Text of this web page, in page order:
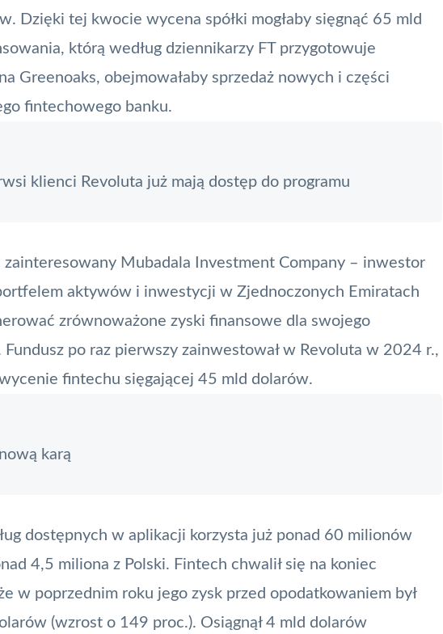
Dzięki tej kwocie wycena spółki mogłaby sięgnąć 65 mld
którą według dziennikarzy FT przygotowuje
Greenoaks, obejmowałaby sprzedaż nowych i części
fintechowego banku.
klienci Revoluta już mają dostęp do programu
zainteresowany Mubadala Investment Company – inwestor
aktywów i inwestycji w Zjednoczonych Emiratach
zrównoważone zyski finansowe dla swojego
Fundusz po raz pierwszy zainwestował w Revoluta w 2024 r.,
fintechu sięgającej 45 mld dolarów.
karą
dostępnych w aplikacji korzysta już ponad 60 milionów
4,5 miliona z Polski. Fintech chwalił się na koniec
w poprzednim roku jego zysk przed opodatkowaniem był
(wzrost o 149 proc.). Osiągnął 4 mld dolarów